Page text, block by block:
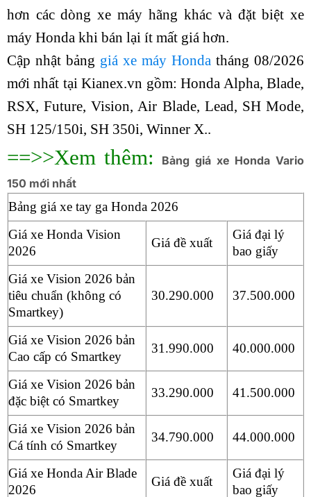
hơn các dòng xe máy hãng khác và đặt biệt xe
máy Honda khi bán lại ít mất giá hơn.
Cập nhật bảng giá xe máy Honda tháng 08/2026
mới nhất tạiKianex.vn gồm: Honda Alpha, Blade,
RSX, Future, Vision, Air Blade, Lead, SH Mode,
SH 125/150i, SH 350i, Winner X..
==>>Xem thêm:
Bảng giá xe Honda Vario
150 mới nhất
Bảng giá xe tay ga Honda 2026
Giá xe Honda Vision
2026
Giá đề xuất
Giá đại lý
bao giấy
Giá xe Vision 2026 bản
tiêu chuẩn (không có
Smartkey)
30.290.000 37.500.000
Giá xe Vision 2026 bản
Cao cấp có Smartkey
31.990.000 40.000.000
Giá xe Vision 2026 bản
đặc biệt có Smartkey
33.290.000 41.500.000
Giá xe Vision 2026 bản
Cá tính có Smartkey
34.790.000 44.000.000
Giá xe Honda Air Blade
2026
Giá đề xuất
Giá đại lý
bao giấy